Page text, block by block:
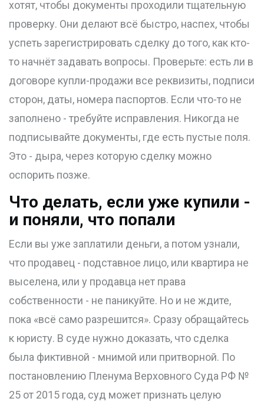
хотят, чтобы документы проходили тщательную
проверку. Они делают всё быстро, наспех, чтобы
успеть зарегистрировать сделку до того, как кто-
то начнёт задавать вопросы. Проверьте: есть ли в
договоре купли-продажи все реквизиты, подписи
сторон, даты, номера паспортов. Если что-то не
заполнено - требуйте исправления. Никогда не
подписывайте документы, где есть пустые поля.
Это - дыра, через которую сделку можно
оспорить позже.
Что делать, если уже купили -
и поняли, что попали
Если вы уже заплатили деньги, а потом узнали,
что продавец - подставное лицо, или квартира не
выселена, или у продавца нет права
собственности - не паникуйте. Но и не ждите,
пока «всё само разрешится». Сразу обращайтесь
к юристу. В суде нужно доказать, что сделка
была фиктивной - мнимой или притворной. По
постановлению Пленума Верховного Суда РФ №
25 от 2015 года, суд может признать целую